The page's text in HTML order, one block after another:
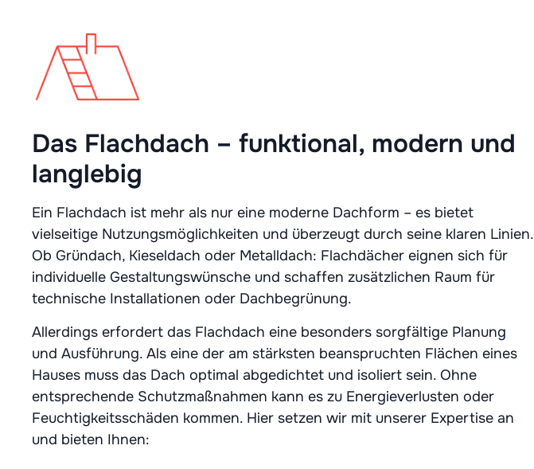
Das Flachdach – funktional, modern und
langlebig
Ein Flachdach ist mehr als nur eine moderne Dachform – es bietet
vielseitige Nutzungsmöglichkeiten und überzeugt durch seine klaren Linien.
Ob Gründach, Kieseldach oder Metalldach: Flachdächer eignen sich für
individuelle Gestaltungswünsche und schaffen zusätzlichen Raum für
technische Installationen oder Dachbegrünung.
Allerdings erfordert das Flachdach eine besonders sorgfältige Planung
und Ausführung. Als eine der am stärksten beanspruchten Flächen eines
Hauses muss das Dach optimal abgedichtet und isoliert sein. Ohne
entsprechende Schutzmaßnahmen kann es zu Energieverlusten oder
Feuchtigkeitsschäden kommen. Hier setzen wir mit unserer Expertise an
und bieten Ihnen: